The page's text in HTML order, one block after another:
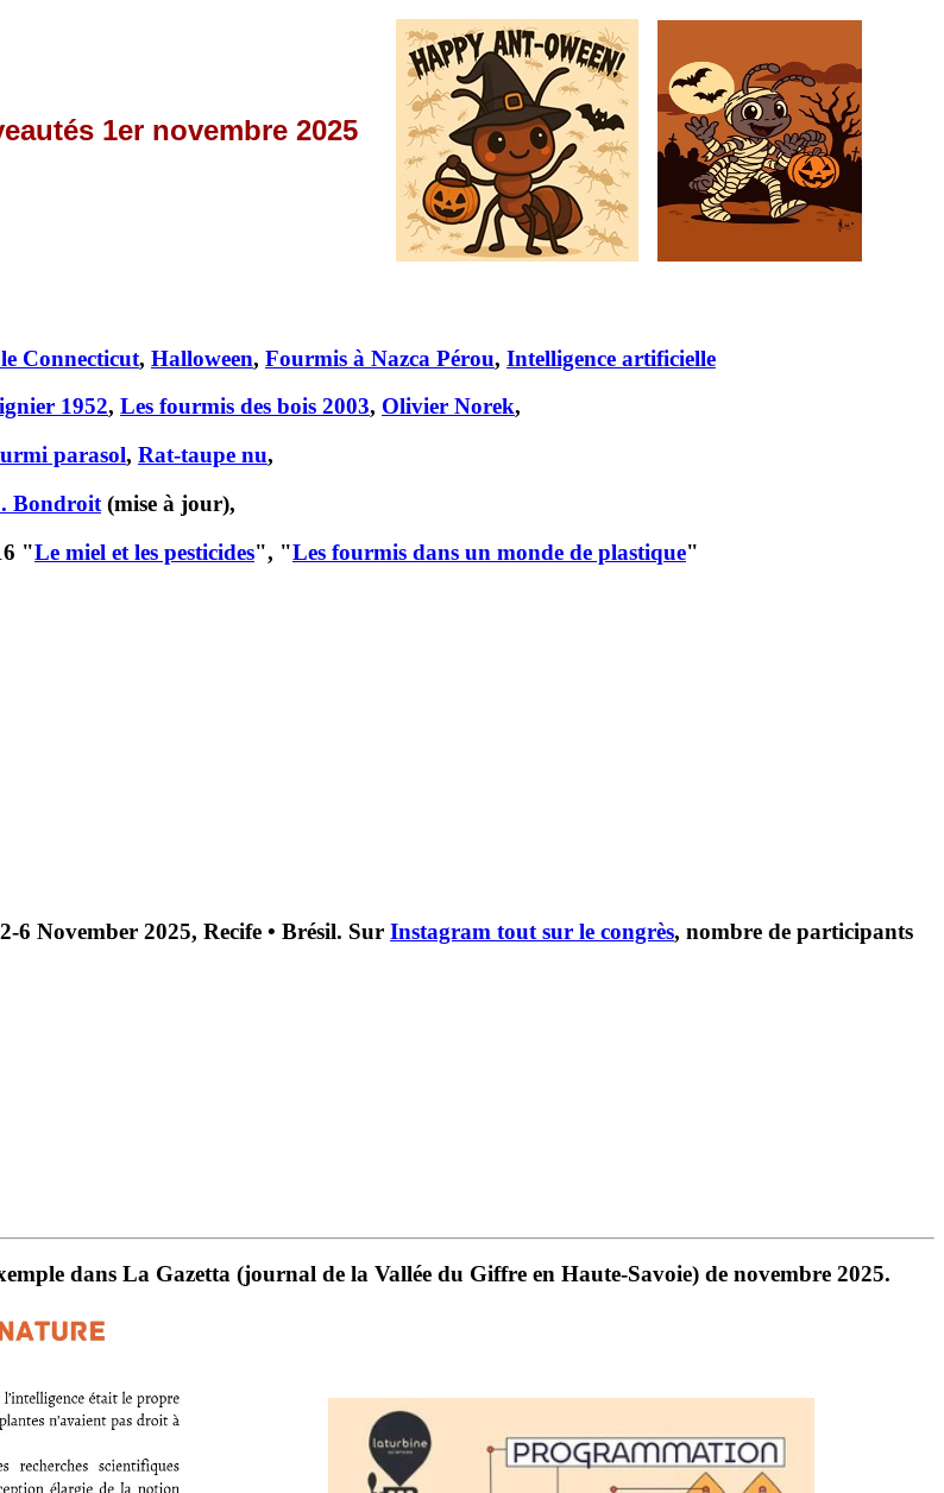
1er novembre 2025
Connecticut, Halloween, Fourmis à Nazca Pérou, Intelligence artificielle
1952, Les fourmis des bois 2003, Olivier Norek,
parasol, Rat-taupe nu,
Bondroit (mise à jour),
"Le miel et les pesticides", "Les fourmis dans un monde de plastique"
November 2025, Recife • Brésil. Sur Instagram tout sur le congrès, nombre de participants
dans La Gazetta (journal de la Vallée du Giffre en Haute-Savoie) de novembre 2025.